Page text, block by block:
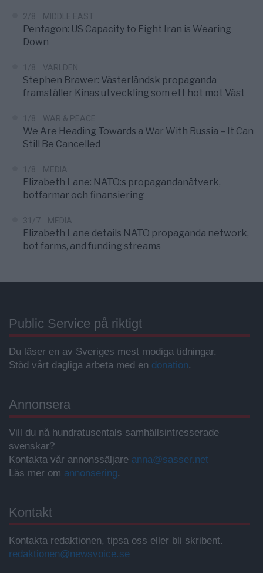
2/8 MIDDLE EAST
Pentagon: US Capacity to Fight Iran is Wearing
Down
1/8 VÄRLDEN
Stephen Brawer: Västerländsk propaganda
framställer Kinas utveckling som ett hot mot Väst
1/8 WAR & PEACE
We Are Heading Towards a War With Russia – It Can
Still Be Cancelled
1/8 MEDIA
Elizabeth Lane: NATO:s propagandanätverk,
botfarmar och finansiering
31/7 MEDIA
Elizabeth Lane details NATO propaganda network,
bot farms, and funding streams
Public Service på riktigt
Du läser en av Sveriges mest modiga tidningar.
Stöd vårt dagliga arbeta med en donation.
Annonsera
Vill du nå hundratusentals samhällsintresserade
svenskar?
Kontakta vår annonssäljare anna@sasser.net
Läs mer om annonsering.
Kontakt
Kontakta redaktionen, tipsa oss eller bli skribent.
redaktionen@newsvoice.se